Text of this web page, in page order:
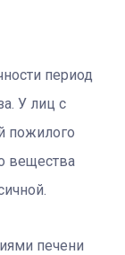
период
У лиц с
пожилого
вещества
печени